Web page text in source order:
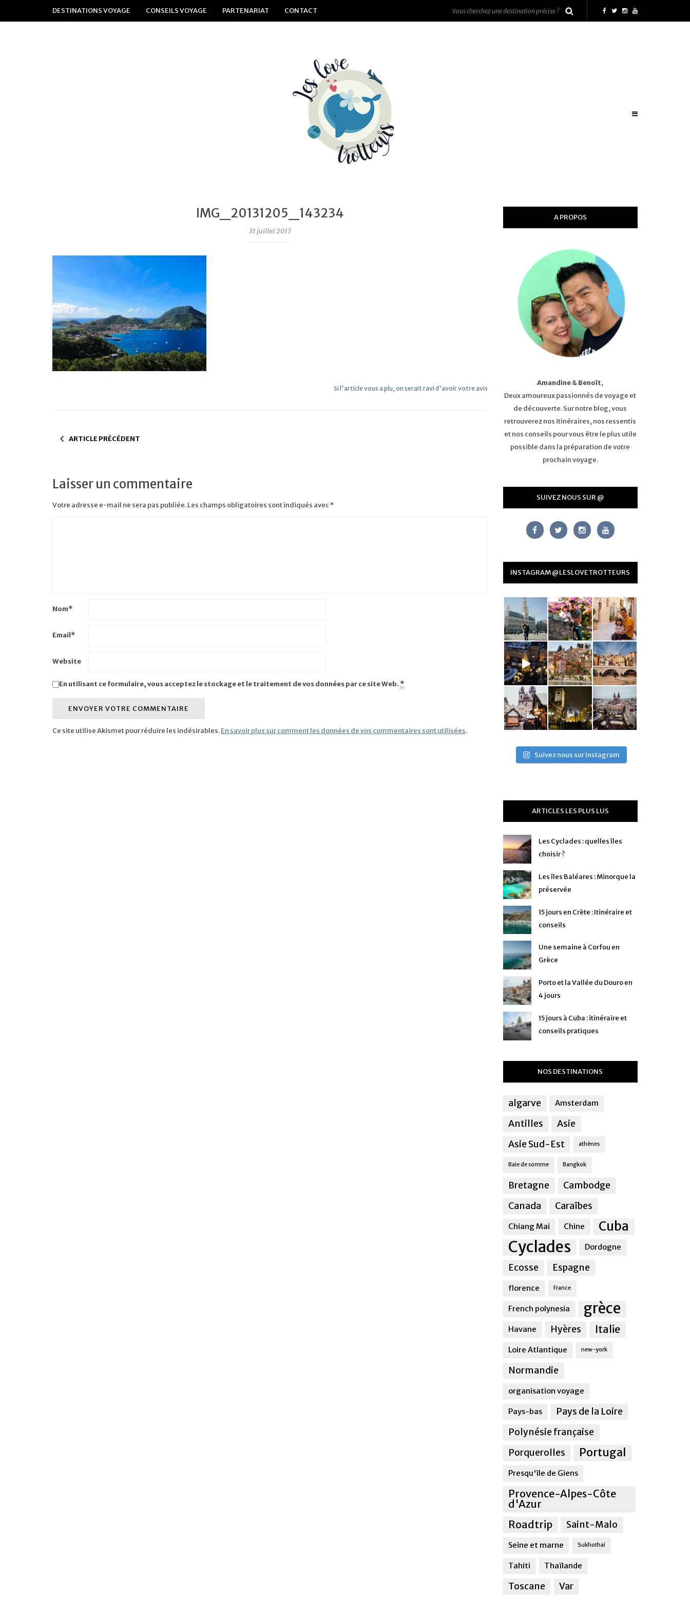
DESTINATIONS VOYAGE CONSEILS VOYAGE PARTENARIAT CONTACT
IMG_20131205_143234
31 juillet 2017
Si l'article vous a plu, on serait ravi d'avoir votre avis
ARTICLE PRÉCÉDENT
Laisser un commentaire
Votre adresse e-mail ne sera pas publiée.Les champs obligatoires sont indiqués avec*
Nom*
Email*
Website
En utilisant ce formulaire, vous acceptez le stockage et le traitement de vos données par ce site Web. *
Ce site utilise Akismet pour réduire les indésirables.En savoir plus sur comment les données de vos commentaires sont utilisées.
A PROPOS
Amandine&Benoît,
Deux amoureux passionnés de voyage et
de découverte. Sur notre blog, vous
retrouverez nos itinéraires, nos ressentis
et nos conseils pour vous être le plus utile
possible dans la préparation de votre
prochain voyage.
SUIVEZ NOUS SUR @
INSTAGRAM @LESLOVETROTTEURS
Suivez nous sur Instagram
ARTICLES LES PLUS LUS
Les Cyclades : quelles îles
choisir ?
Les îles Baléares : Minorque la
préservée
15 jours en Crète : Itinéraire et
conseils
Une semaine à Corfou en
Grèce
Porto et la Vallée du Douro en
4 jours
15 jours à Cuba : itinéraire et
conseils pratiques
NOS DESTINATIONS
algarve Amsterdam
Antilles
Asie
Asie Sud-Est
athènes
Baie de somme Bangkok
Bretagne
Cambodge
Canada
Caraîbes
Chiang Mai Chine Cuba
Cyclades Dordogne
Ecosse Espagne
florence France
French polynesia grèce
Havane Hyères Italie
Loire Atlantique new-york
Normandie
organisation voyage
Pays-bas
Pays de la Loire
Polynésie française
Porquerolles
Portugal
Presqu'île de Giens
Provence-Alpes-Côte
d'Azur
Roadtrip
Saint-Malo
Seine et marne Sukhothai
Tahiti Thaïlande
Toscane Var